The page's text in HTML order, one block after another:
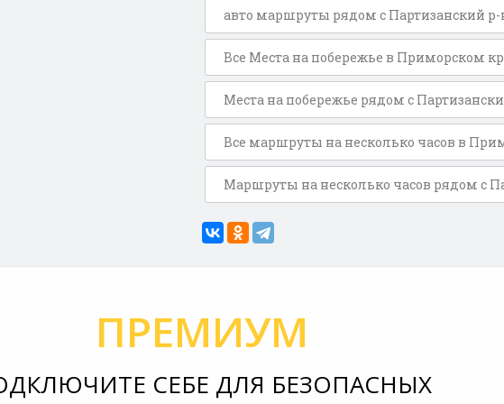
авто маршруты рядом с Партизанский р-
Все Места на побережье в Приморском
Места на побережье рядом с
Все маршруты на несколько часов в
Маршруты на несколько часов рядом с
ПРЕМИУМ
СЕБЕ ДЛЯ БЕЗОПАСНЫХ